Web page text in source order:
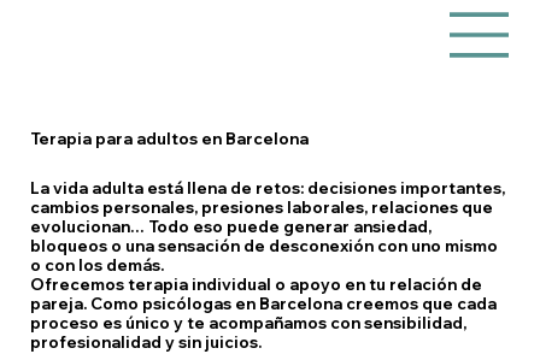
Terapia para adultos en Barcelona
La vida adulta está llena de retos: decisiones importantes,
cambios personales, presiones laborales, relaciones que
evolucionan… Todo eso puede generar ansiedad,
bloqueos o una sensación de desconexión con uno mismo
o con los demás.
Ofrecemosterapia individual o apoyo en tu relación de
pareja. Como psicólogas en Barcelona creemos que cada
proceso es único y te acompañamos con sensibilidad,
profesionalidad y sin juicios.